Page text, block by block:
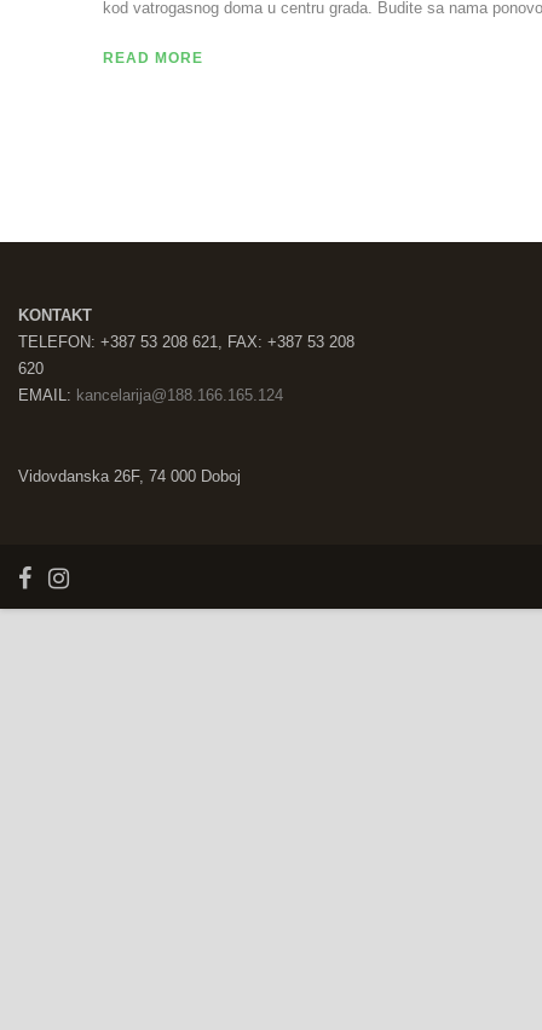
kod vatrogasnog doma u centru grada. Budite sa nama
READ MORE
KONTAKT
TELEFON: +387 53 208 621, FAX: +387 53 208
620
EMAIL: kancelarija@188.166.165.124
Vidovdanska 26F, 74 000 Doboj